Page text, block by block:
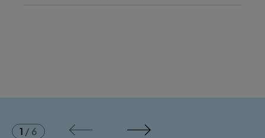
1 / 6